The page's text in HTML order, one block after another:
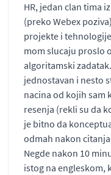
HR, jedan clan tima
(preko Webex
projekte i
mom slucaju proslo
algoritamski
jednostavan i nesto
nacina od kojih sam
resenja (rekli su da
je bitno da
odmah nakon
Negde nakon 10
istog na engleskom,